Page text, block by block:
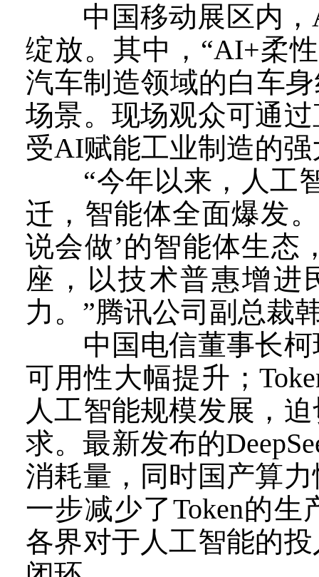
中国移动展区内，
绽放。其中，“AI+柔
汽车制造领域的白车
场景。现场观众可通
受AI赋能工业制造的
“今年以来，人工智
迁，智能体全面爆发
说会做’的智能体生态
座，以技术普惠增进
力。”腾讯公司副总裁
中国电信董事长柯
可用性大幅提升；
人工智能规模发展，
求。最新发布的
消耗量，同时国产算
一步减少了Token的
各界对于人工智能的